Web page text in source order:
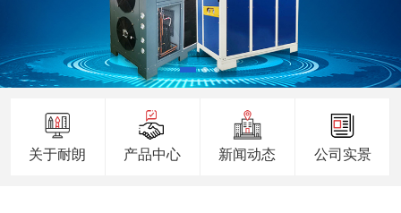
关于耐朗 产品中心 新闻动态 公司实景